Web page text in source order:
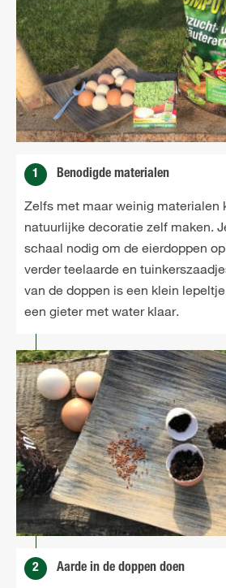
1 Benodigde materialen
Zelfs met maar weinig materialen
natuurlijke decoratie zelf maken.
schaal nodig om de eierdoppen
verder teelaarde en
van de doppen is een klein
een gieter met water klaar.
2 Aarde in de doppen doen